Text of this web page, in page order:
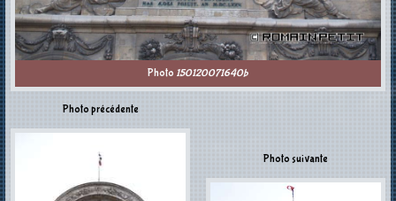
Photo 150120071640b
Photo précédente
Photo suivante